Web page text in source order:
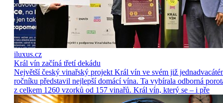
iluxus.cz
Král vín začíná třetí dekádu
Největší český vinařský projekt Král vín ve svém již
ročníku představil nejlepší domácí vína. Ta vybírala odborná
z celkem 1260 vzorků od 157 vinařů. Král vín, který se – i pře